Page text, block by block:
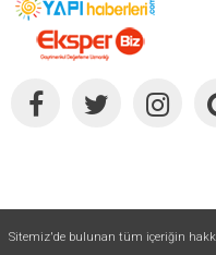
Sitemiz'de bulunan tüm içeriğin